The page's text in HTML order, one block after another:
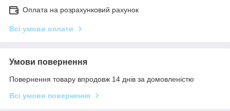
Оплата на розрахунковий рахунок
Всі умови оплати
Умови повернення
Повернення товару впродовж 14 днів за домовленістю
Всі умови повернення